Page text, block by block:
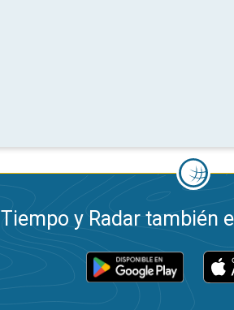
Tiempo y Radar también